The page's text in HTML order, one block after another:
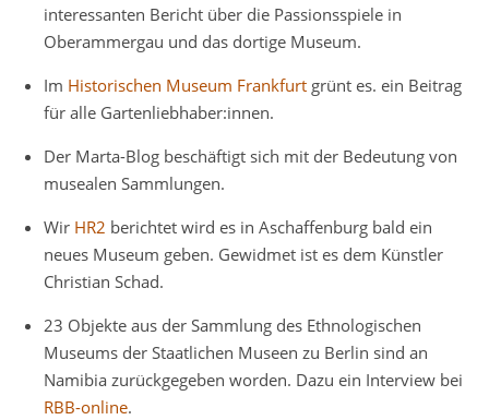
interessanten Bericht über die Passionsspiele in
Oberammergau und das dortige Museum.
Im Historischen Museum Frankfurt grünt es. ein Beitrag
für alle Gartenliebhaber:innen.
Der Marta-Blog beschäftigt sich mit der Bedeutung von
musealen Sammlungen.
Wir HR2 berichtet wird es in Aschaffenburg bald ein
neues Museum geben. Gewidmet ist es dem Künstler
Christian Schad.
23 Objekte aus der Sammlung des Ethnologischen
Museums der Staatlichen Museen zu Berlin sind an
Namibia zurückgegeben worden. Dazu ein Interview bei
RBB-online.